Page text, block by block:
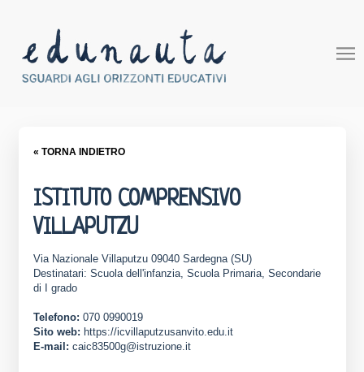
« TORNA INDIETRO
ISTITUTO COMPRENSIVO
VILLAPUTZU
Via Nazionale Villaputzu 09040 Sardegna (SU)
Destinatari: Scuola dell'infanzia, Scuola Primaria, Secondarie
di I grado
Telefono: 070 0990019
Sito web: https://icvillaputzusanvito.edu.it
E-mail: caic83500g@istruzione.it